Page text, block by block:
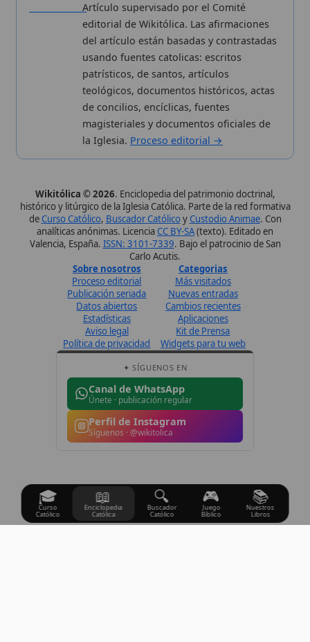
Wikitólica © 2026. Enciclopedia del patrimonio doctrinal,
histórico y litúrgico de la Iglesia Católica. Parte de la red formativa
Curso Católico,Buscador CatólicoyCustodio Animae. Con
analíticas anónimas. LicenciaCC BY-SA(texto). Editado en
Valencia, España.ISSN: 3101-7339 . Bajo el patrocinio de San
Sobre nosotros
Proceso editorial
Publicación seriada
Datos abiertos
Estadísticas
Política de privacidad
Categorias
Más visitados
Cambios recientes
Aplicaciones
Widgets para tu web
Únete · publicación regular
Perfil de Instagram
Síguenos · @wikitolica